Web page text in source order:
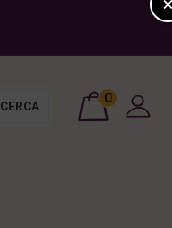
CERCA
0